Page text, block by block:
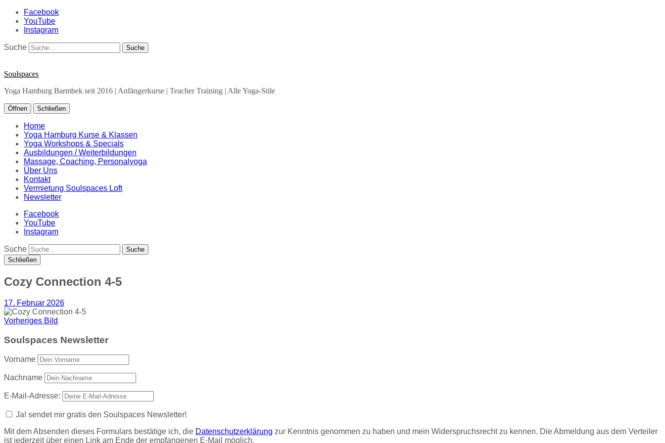
Facebook
YouTube
Instagram
Suche
Soulspaces
Yoga Hamburg Barmbek seit 2016 | Anfängerkurse | Teacher Training | Alle Yoga-Stile
Öffnen Schließen
Home
Yoga Hamburg Kurse & Klassen
Yoga Workshops & Specials
Ausbildungen / Weiterbildungen
Massage, Coaching, Personalyoga
Über Uns
Kontakt
Vermietung Soulspaces Loft
Newsletter
Facebook
YouTube
Instagram
Suche
Schließen
Cozy Connection 4-5
17. Februar 2026
Vorheriges Bild
Soulspaces Newsletter
Vorname
Nachname
E-Mail-Adresse:
Ja! sendet mir gratis den Soulspaces Newsletter!
Mit dem Absenden dieses Formulars bestätige ich, die Datenschutzerklärung zur Kenntnis genommen zu haben und mein Widerspruchsrecht zu kennen. Die Abmeldung aus dem Verteiler
ist jederzeit über einen Link am Ende der empfangenen E-Mail möglich.